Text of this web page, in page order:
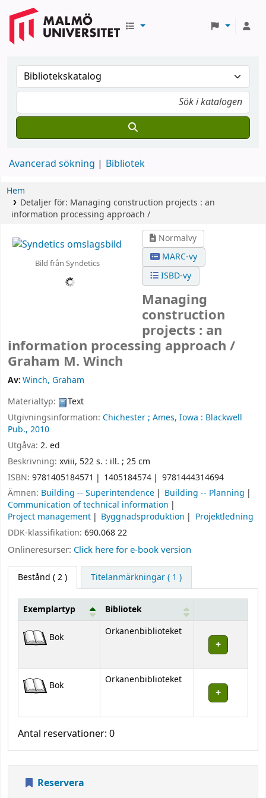
Avancerad sökning Bibliotek
Hem
Detaljer för: Managing construction projects : an
information processing approach /
Bild från Syndetics
Normalvy
MARC-vy
ISBD-vy
Managing
construction
projects : an
information processing approach /
Graham M. Winch
Av:Winch, Graham
Materialtyp:
Text
Utgivningsinformation: Chichester ; Ames, Iowa : Blackwell
Pub., 2010
Utgåva: 2. ed
Beskrivning: xviii, 522 s. : ill. ; 25 cm
ISBN: 9781405184571 1405184574
9781444314694
Ämnen: Building -- Superintendence
Building -- Planning
Communication of technical information
Project management
Byggnadsproduktion
Projektledning
DDK-klassifikation: 690.068 22
Onlineresurser: Click here for e-book version
Bestånd ( 2 ) Titelanmärkningar ( 1 )
Exemplartyp Bibliotek
Bok Orkanenbiblioteket
Bok Orkanenbiblioteket
Antal reservationer: 0
Reservera